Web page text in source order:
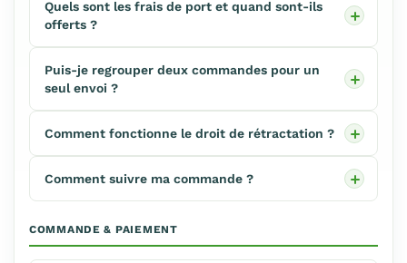
Quels sont les frais de port et quand sont-ils
offerts ?
Puis-je regrouper deux commandes pour un
seul envoi ?
Comment fonctionne le droit de rétractation ?
Comment suivre ma commande ?
COMMANDE & PAIEMENT